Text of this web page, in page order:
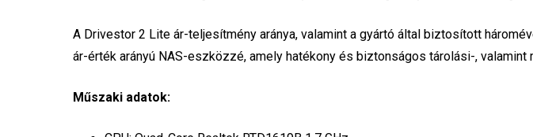
A Drivestor 2 Lite ár-teljesítmény aránya, valamint a gyártó által biztosított
ár-érték arányú NAS-eszközzé, amely hatékony és biztonságos tárolási-, valamint
Műszaki adatok: